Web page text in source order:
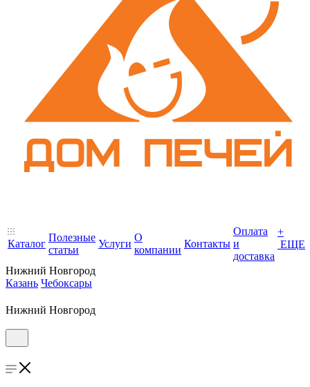
Каталог
Полезные
статьи
Услуги
О
компании
Контакты
Оплата
и
доставка
+
ЕЩЕ
Нижний Новгород
Казань Чебоксары
Нижний Новгород